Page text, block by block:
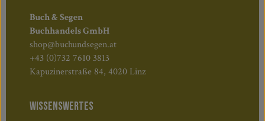
Buch & Segen
Buchhandels GmbH
shop@buchundsegen.at
+43 (0)732 7610 3813
Kapuzinerstraße 84, 4020 Linz
WISSENSWERTES